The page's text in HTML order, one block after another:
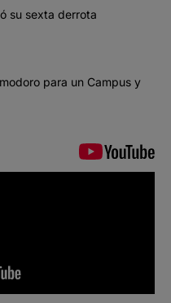
su sexta derrota
para un Campus y